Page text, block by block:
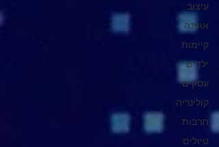
עיצוב
אופנה
קיימות
ילדים
עסקים
קולינריה
תרבות
טיולים